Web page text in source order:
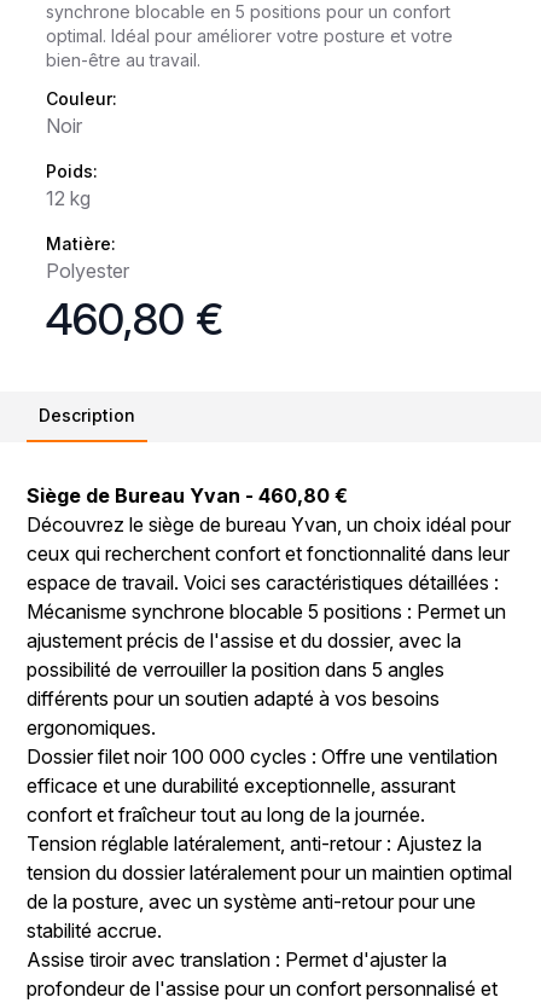
synchrone blocable en 5 positions pour un confort
optimal. Idéal pour améliorer votre posture et votre
bien-être au travail.
Couleur:
Noir
Poids:
12 kg
Matière:
Polyester
460,80 €
Description
Siège de Bureau Yvan - 460,80 €
Découvrez le siège de bureau Yvan, un choix idéal pour
ceux qui recherchent confort et fonctionnalité dans leur
espace de travail. Voici ses caractéristiques détaillées :
Mécanisme synchrone blocable 5 positions : Permet un
ajustement précis de l'assise et du dossier, avec la
possibilité de verrouiller la position dans 5 angles
différents pour un soutien adapté à vos besoins
ergonomiques.
Dossier filet noir 100 000 cycles : Offre une ventilation
efficace et une durabilité exceptionnelle, assurant
confort et fraîcheur tout au long de la journée.
Tension réglable latéralement, anti-retour : Ajustez la
tension du dossier latéralement pour un maintien optimal
de la posture, avec un système anti-retour pour une
stabilité accrue.
Assise tiroir avec translation : Permet d'ajuster la
profondeur de l'assise pour un confort personnalisé et